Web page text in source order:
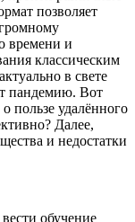
позволяет
времени и
классическим
в свете
пандемию. Вот
пользе удалённого
Далее,
и недостатки
обучение